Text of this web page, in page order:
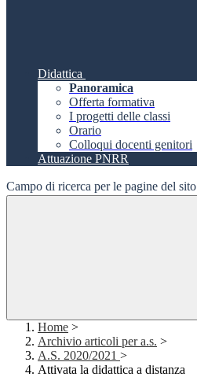
Didattica
Panoramica
Offerta formativa
I progetti delle classi
Orario
Colloqui docenti genitori
Attuazione PNRR
Campo di ricerca per le pagine del sito
Home >
Archivio articoli per a.s. >
A.S. 2020/2021 >
Attivata la didattica a distanza